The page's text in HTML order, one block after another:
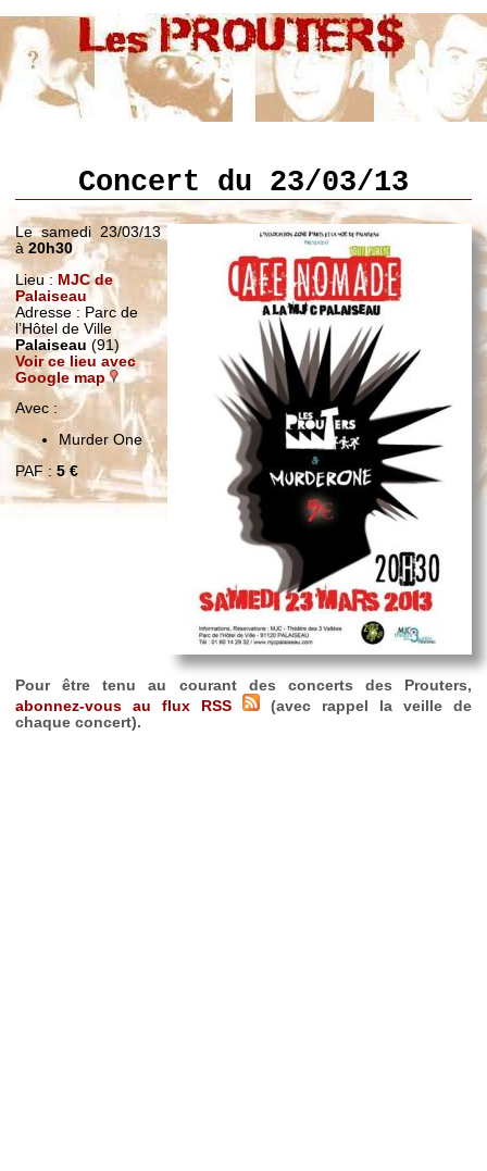
Concert du 23/03/13
Le samedi 23/03/13
à 20h30
Lieu : MJC de
Palaiseau
Adresse : Parc de
l’Hôtel de Ville
Palaiseau (91)
Voir ce lieu avec
Google map
Avec :
Murder One
PAF : 5 €
Pour être tenu au courant des concerts des Prouters,
abonnez-vous au flux RSS
(avec rappel la veille de
chaque concert).